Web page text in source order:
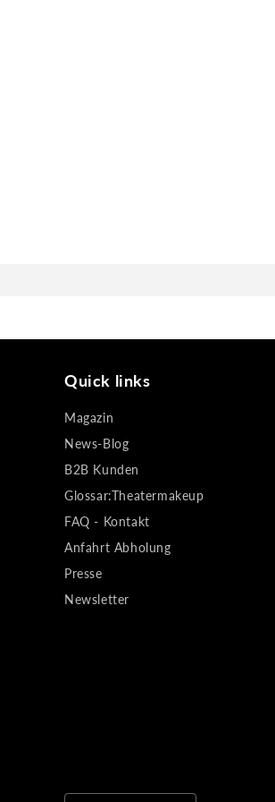
Quick links
Magazin
News-Blog
B2B Kunden
Glossar:Theatermakeup
FAQ - Kontakt
Anfahrt Abholung
Presse
Newsletter